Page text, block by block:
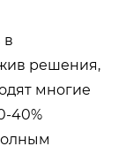
в
решения,
многие
40%